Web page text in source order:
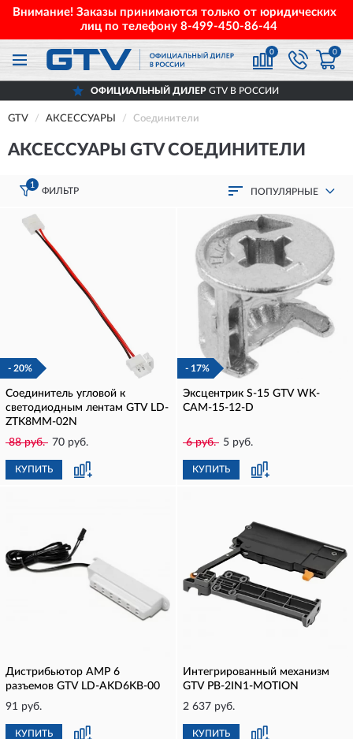
Внимание! Заказы принимаются только от юридических
лиц по телефону 8-499-450-86-44
0 0
ОФИЦИАЛЬНЫЙ ДИЛЕР GTV В РОССИИ
GTV АКСЕССУАРЫ Соединители
АКСЕССУАРЫ GTV СОЕДИНИТЕЛИ
1
ФИЛЬТР ПОПУЛЯРНЫЕ
- 20%
Соединитель угловой к
светодиодным лентам GTV LD-
ZTK8MM-02N
88 руб. 70 руб.
КУПИТЬ
- 17%
Эксцентрик S-15 GTV WK-
CAM-15-12-D
6 руб. 5 руб.
КУПИТЬ
Дистрибьютор АМP 6
разъемов GTV LD-AKD6KB-00
91 руб.
КУПИТЬ
Интегрированный механизм
GTV PB-2IN1-MOTION
2 637 руб.
КУПИТЬ